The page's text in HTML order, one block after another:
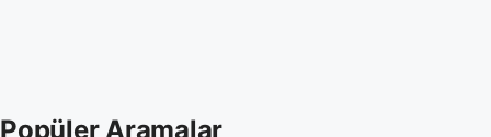
Popüler Aramalar